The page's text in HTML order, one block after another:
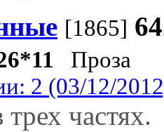
[1865]
Проза
2 (03/12/
частях.